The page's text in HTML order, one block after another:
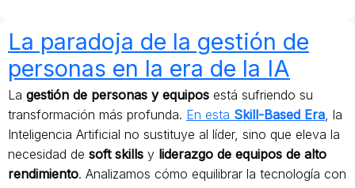
La paradoja de la gestión de
personas en la era de la IA
La gestión de personas y equipos está sufriendo su
transformación más profunda. En esta Skill-Based Era, la
Inteligencia Artificial no sustituye al líder, sino que eleva la
necesidad de soft skills y liderazgo de equipos de alto
rendimiento. Analizamos cómo equilibrar la tecnología con